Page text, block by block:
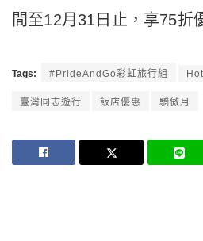
間至12月31日止，享75折
Tags: #PrideAndGo彩虹旅行組
臺灣同志遊行 飯店優惠 驕傲月